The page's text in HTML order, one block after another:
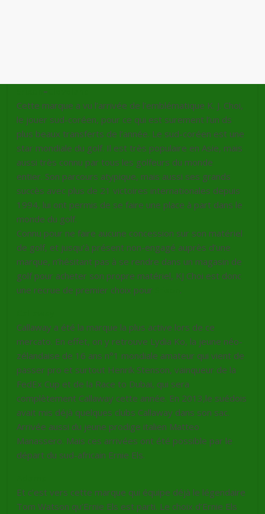
–
Cette marque a vu l’arrivée de l’emblématique K. J. Choi,
le jouer sud-coréen, pour ce qui est surement l’un ds
plus beaux transferts de l’année. Le sud-coréen est une
star mondiale du golf. Il est très populaire en Asie, mais
aussi très connu par tous les golfeurs du monde
entier. Son parcours atypique, mais aussi ses grands
succès avec plus de 21 victoires internationales depuis
1994, lui ont permis de se faire une place à part dans le
monde du golf.
Connu pour ne faire aucune concession sur son matériel
de golf, et jusqu’à présent non-engagé auprès d’une
marque, n’hésitant pas à se rendre dans un magasin de
golf pour acheter son propre matériel, KJ Choi est donc
une recrue de premier choix pour
.
Callaway a été la marque la plus active lors de ce
mercato. En effet, on y retrouve Lydia Ko, la jeune néo-
zélandaise de 16 ans n°1 mondiale amateur qui vient de
passer pro et surtout Henrik Stenson, vainqueur de la
FedEx Cup et de la Race to Dubai, qui sera
complètement Callaway cette année. En 2013,le suédois
avait mis déjà quelques clubs Callaway dans son sac.
Arrivée aussi du jeune prodige italien Matteo
Manassero. Mais ces arrivées ont été possible par le
départ du sud-africain Ernie Els.
Et c’est vers cette marque qui équipe déjà le légendaire
Tom Watson qu’Ernie Els est parti. Le choix d’Ernie Els